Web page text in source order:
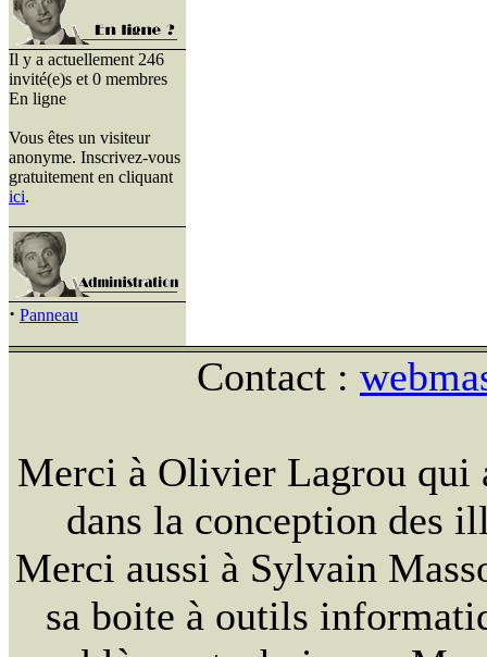
Il y a actuellement 246
invité(e)s et 0 membres
En ligne
Vous êtes un visiteur
anonyme. Inscrivez-vous
gratuitement en cliquant
ici.
· Panneau
Contact :
Merci à Olivier Lagrou qui
dans la conception des
Merci aussi à Sylvain
sa boite à outils